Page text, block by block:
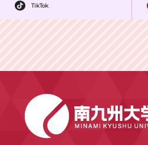
TikTok